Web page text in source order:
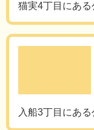
猫実4丁目にある
入船3丁目にある